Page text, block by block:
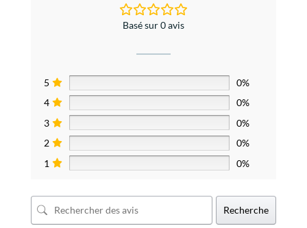
Basé sur 0 avis
5
0%
4
0%
3
0%
2
0%
1
0%
Recherche